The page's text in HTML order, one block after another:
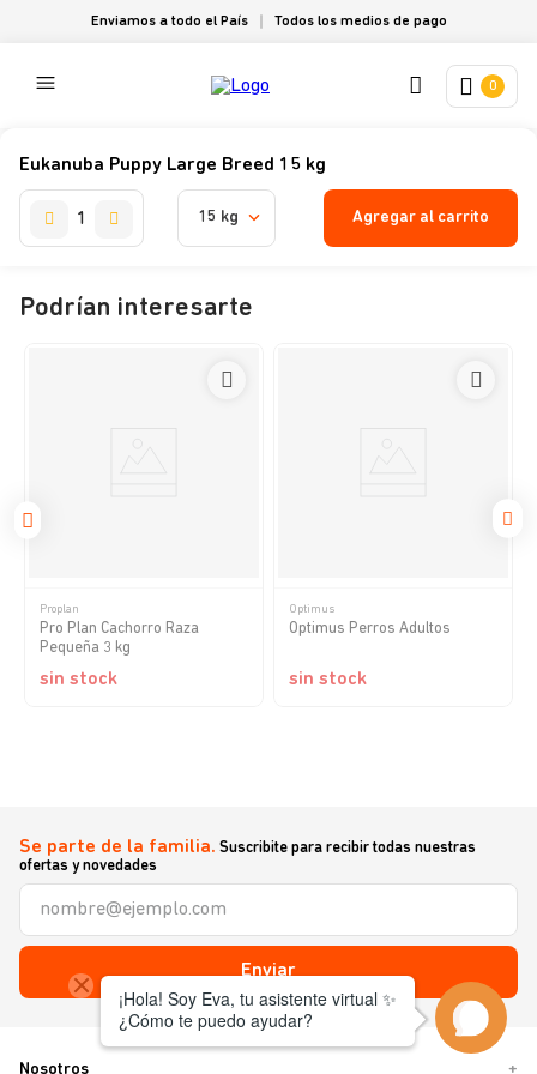
Enviamos a todo el País Todos los medios de pago
0
Eukanuba Puppy Large Breed 15 kg
15 kg Agregar al carrito
Podrían interesarte
Proplan
Pro Plan Cachorro Raza
Pequeña 3 kg
sin stock
Optimus
Optimus Perros Adultos
sin stock
Se parte de la familia. Suscribite para recibir todas nuestras
ofertas y novedades
Enviar
Nosotros +